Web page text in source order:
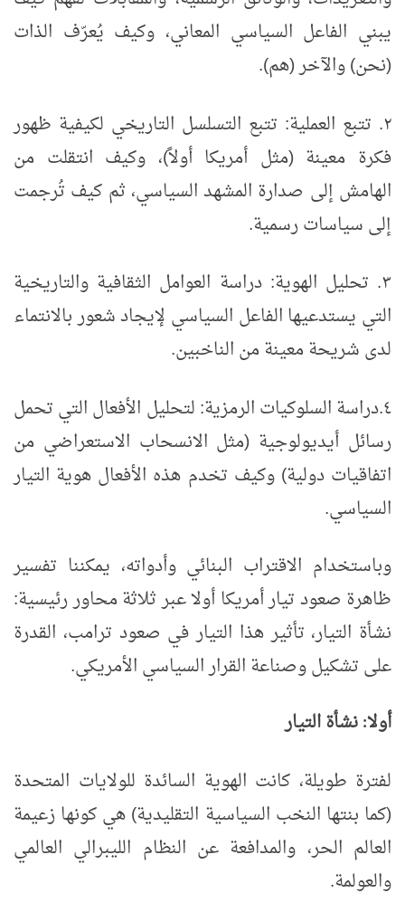
يبني الفاعل السياسي المعاني، وكيف يُعرّف الذات
(نحن) والآخر (هم).
٢. تتبع العملية: تتبع التسلسل التاريخي لكيفية ظهور
فكرة معينة (مثل أمريكا أولاً)، وكيف انتقلت من
الهامش إلى صدارة المشهد السياسي، ثم كيف تُرجمت
إلى سياسات رسمية.
٣. تحليل الهوية: دراسة العوامل الثقافية والتاريخية
التي يستدعيها الفاعل السياسي لإيجاد شعور بالانتماء
لدى شريحة معينة من الناخبين.
٤.دراسة السلوكيات الرمزية: لتحليل الأفعال التي تحمل
رسائل أيديولوجية (مثل الانسحاب الاستعراضي من
اتفاقيات دولية) وكيف تخدم هذه الأفعال هوية التيار
السياسي.
وباستخدام الاقتراب البنائي وأدواته، يمكننا تفسير
ظاهرة صعود تيار أمريكا أولا عبر ثلاثة محاور رئيسية:
نشأة التيار، تأثير هذا التيار في صعود ترامب، القدرة
على تشكيل وصناعة القرار السياسي الأمريكي.
أولا: نشأة التيار
لفترة طويلة، كانت الهوية السائدة للولايات المتحدة
(كما بنتها النخب السياسية التقليدية) هي كونها زعيمة
العالم الحر، والمدافعة عن النظام الليبرالي العالمي
والعولمة.